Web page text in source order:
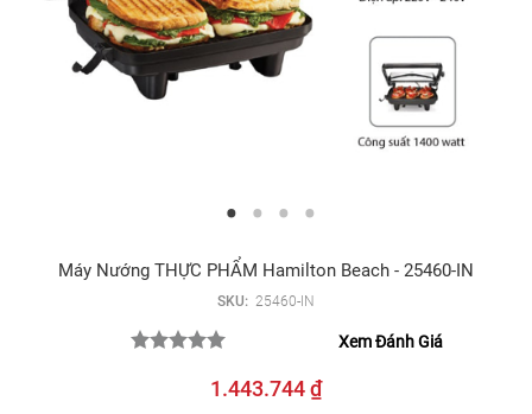
Máy Nướng THỰC PHẨM Hamilton Beach - 25460-IN
SKU: 25460-IN
Xem Đánh Giá
1.443.744 ₫